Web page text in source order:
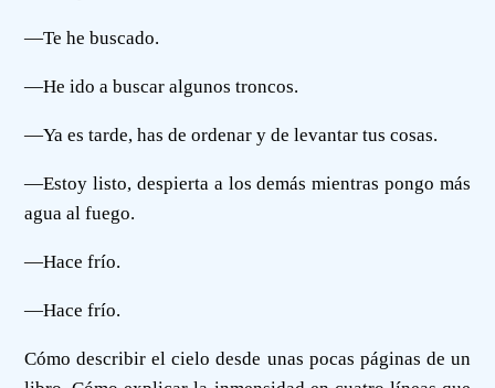
—Te he buscado.
—He ido a buscar algunos troncos.
—Ya es tarde, has de ordenar y de levantar tus cosas.
—Estoy listo, despierta a los demás mientras pongo más
agua al fuego.
—Hace frío.
—Hace frío.
Cómo describir el cielo desde unas pocas páginas de un